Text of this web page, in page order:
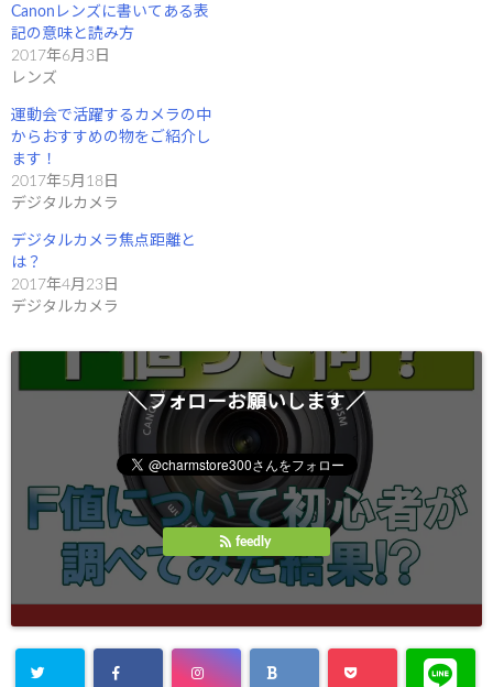
r
で
共
有
(
新
し
い
ウ
ィ
ン
ド
ウ
で
開
き
す
)
る
に
は
ク
リ
て
く
だ
(
新
し
ウ
ィ
ド
ウ
で
開
す
Canonレンズに書いてある表
記の意味と読み方
2017年6月3日
レンズ
運動会で活躍するカメラの中
からおすすめの物をご紹介し
ます！
2017年5月18日
デジタルカメラ
デジタルカメラ焦点距離と
は？
2017年4月23日
デジタルカメラ
＼フォローお願いします／
feedly